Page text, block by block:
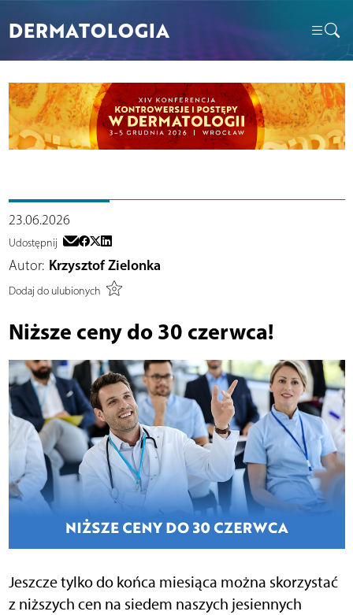
DERMATOLOGIA
23.06.2026
Udostępnij
Autor: Krzysztof Zielonka
Dodaj do ulubionych
Niższe ceny do 30 czerwca!
Jeszcze tylko do końca miesiąca można skorzystać
z niższych cen na siedem naszych jesiennych